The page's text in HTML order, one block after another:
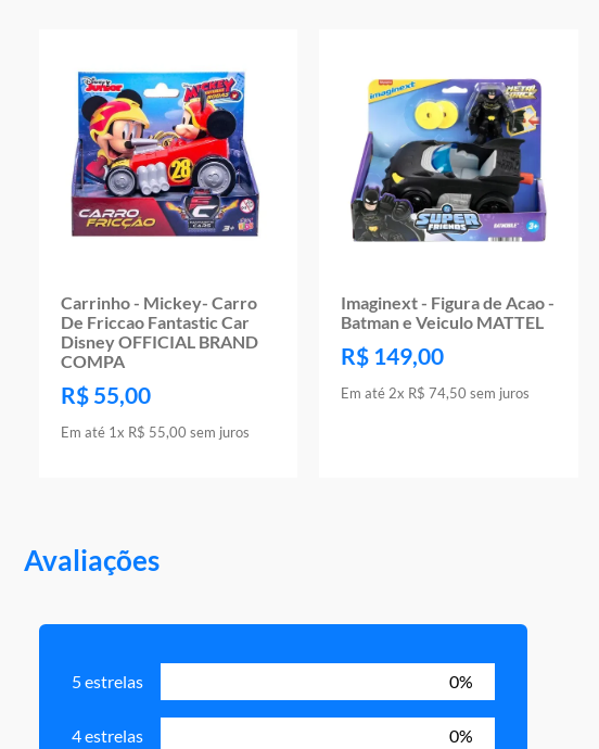
Carrinho - Mickey- Carro
De Friccao Fantastic Car
Disney OFFICIAL BRAND
COMPA
R$ 55,00
Em até 1x R$ 55,00 sem juros
Imaginext - Figura de Acao -
Batman e Veiculo MATTEL
R$ 149,00
Em até2x R$ 74,50 sem juros
Avaliações
5 estrelas 0%
4 estrelas 0%